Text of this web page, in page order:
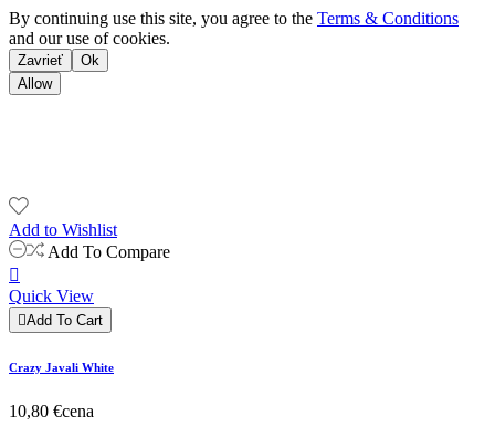
By continuing use this site, you agree to the Terms & Conditions
and our use of cookies.
Zavrieť
Ok
Allow
Add to Wishlist
Add To Compare

Quick View
Add To Cart
Crazy Javali White
10,80 €cena